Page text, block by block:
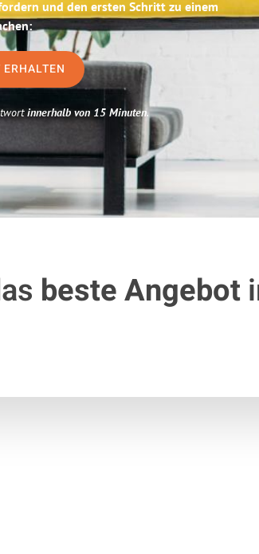
und den ersten Schritt zu einem
innerhalb von 15 Minuten.
beste Angebot